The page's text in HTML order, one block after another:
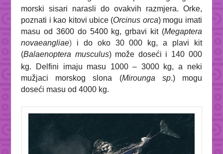
morski sisari narasli do ovakvih razmjera. Orke,
poznati i kao kitovi ubice (Orcinus orca) mogu imati
masu od 3600 do 5400 kg, grbavi kit (Megaptera
novaeangliae) i do oko 30 000 kg, a plavi kit
(Balaenoptera musculus) može doseći i 140 000
kg. Delfini imaju masu 1000 – 3000 kg, a neki
mužjaci morskog slona (Mirounga sp.) mogu
doseći masu od 4000 kg.